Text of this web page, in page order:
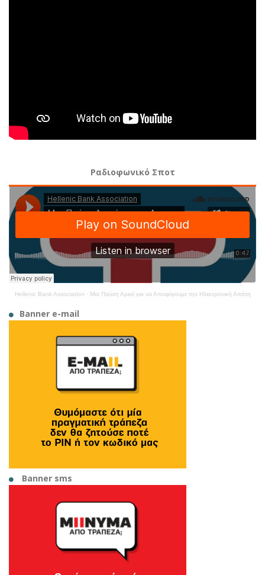
Ραδιοφωνικό Σποτ
Hellenic Bank Association · Μια Παύση Αρκεί για να Αποφύγουμε την Ηλεκτρονική Απάτη
Banner e-mail
Banner sms